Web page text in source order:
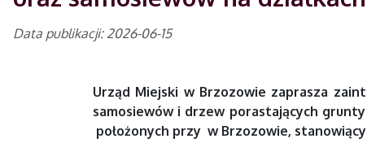
Data publikacji: 2026-06-15
Urząd Miejski w Brzozowie zaprasza
samosiewów i drzew porastających
położonych przy w Brzozowie,